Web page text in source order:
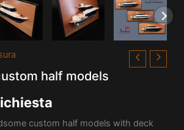
half models
custom half models with deck